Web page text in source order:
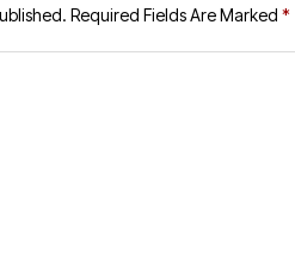
Required Fields Are Marked *